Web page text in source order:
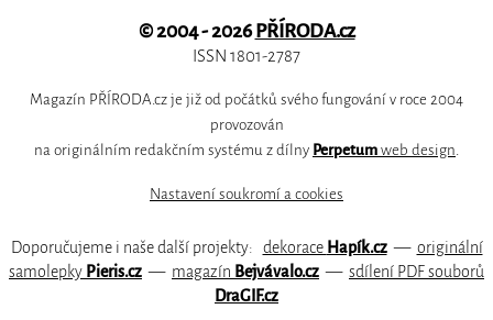
© 2004 - 2026PŘÍRODA.cz
ISSN 1801-2787
Magazín PŘÍRODA.cz je již od počátků svého fungování v roce 2004
provozován
na originálním redakčním systému z dílny Perpetum web design
Nastavení soukromí a cookies
Doporučujeme i naše další projekty: dekorace Hapík.cz— originální
samolepky Pieris.cz — magazín Bejvávalo.cz — sdílení PDF souborů
DraGIF.cz